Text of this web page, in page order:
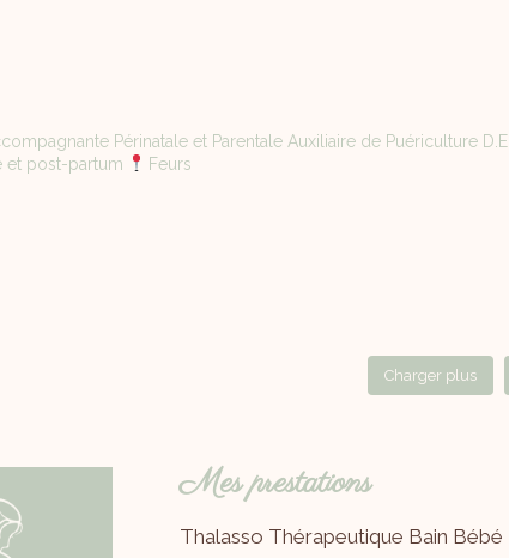
Périnatale et Parentale Auxiliaire de Puériculture D.E.
et post-partum
Feurs
Charger plus
Mes prestations
Thalasso Thérapeutique Bain Bébé